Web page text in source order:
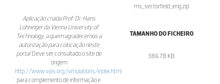
Aplicação criada Prof. Dr. Hans
Lohninger da Vienna University of
Technology, a quem agradecemos a
autorização para colocação neste
portal. Deve ser consultado o site de
origem
http://www.vias.org/simulations/index.html
para complemento de informação e
ms_sectorfield_eng.zip
TAMANHO DO FICHEIRO
386.78 KB